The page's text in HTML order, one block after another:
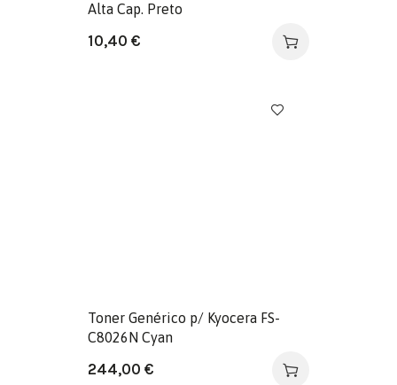
Alta Cap. Preto
10,40 €
Toner Genérico p/ Kyocera FS-
C8026N Cyan
244,00 €